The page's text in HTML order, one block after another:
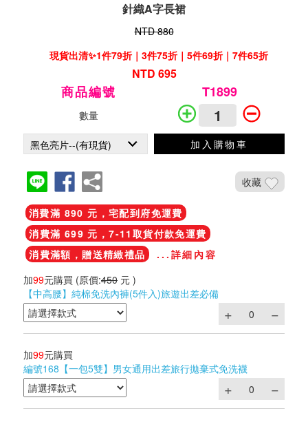
針織A字長裙
NTD 880
現貨出清✨1件79折｜3件75折｜5件69折｜7件65折
NTD 695
商品編號 T1899
數量
加入購物車
收藏
消費滿 890 元，宅配到府免運費
消費滿 699 元，7-11取貨付款免運費
消費滿額，贈送精緻禮品
...詳細內容
加99元購買 (原價:450 元 )
【中高腰】純棉免洗內褲(5件入)旅遊出差必備
加99元購買
編號168【一包5雙】男女通用出差旅行拋棄式免洗襪